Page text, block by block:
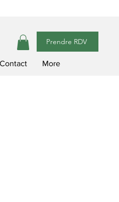
Prendre RDV
Contact More